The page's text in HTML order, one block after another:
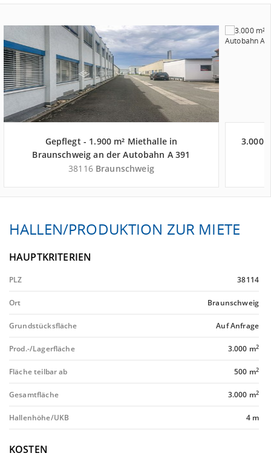
Gepflegt - 1.900 m² Miethalle in
Braunschweig an der Autobahn A 391
38116 Braunschweig
3.000
HALLEN/PRODUKTION ZUR MIETE
HAUPTKRITERIEN
PLZ 38114
Ort Braunschweig
Grundstücksfläche Auf Anfrage
Prod.-/Lagerfläche 3.000 m2
Fläche teilbar ab 500 m2
Gesamtfläche 3.000 m2
Hallenhöhe/UKB 4 m
KOSTEN